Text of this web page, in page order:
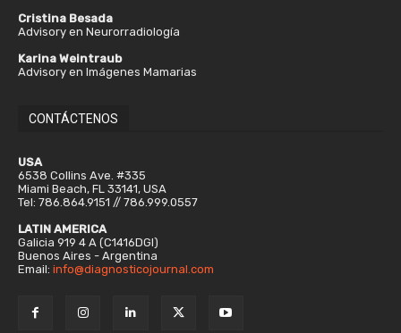
Cristina Besada
Advisory en Neurorradiología
Karina Weintraub
Advisory en Imágenes Mamarias
CONTÁCTENOS
USA
6538 Collins Ave. #335
Miami Beach, FL 33141, USA
Tel: 786.864.9151 // 786.999.0557
LATIN AMERICA
Galicia 919 4 A (C1416DGI)
Buenos Aires - Argentina
Email: info@diagnosticojournal.com